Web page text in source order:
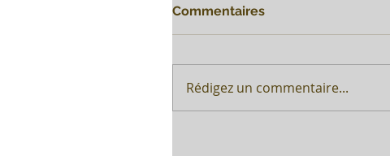
Commentaires
Rédigez un commentaire...